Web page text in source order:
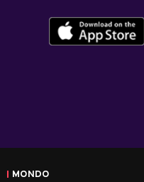
MONDO